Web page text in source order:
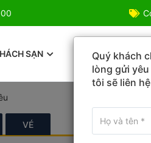
Sốc
SẠN TOUR DU LỊCH
VÉ
Quý khách
lòng gửi
tôi sẽ liên